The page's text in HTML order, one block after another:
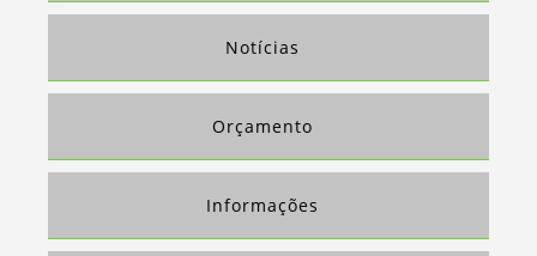
SP PRODUTO
COLETA E TRANSPORTE DE RESÍDUOS SÓLIDOS DE DEMOLIDORAS EM SP
COLETA E TRANSPORTE DE RESÍDUOS SÓLIDOS EM BARUERI PRODUTO
COLETA E TRANSPORTE DE RESÍDUOS SÓLIDOS EM CAMPINAS PRODUTO
COLETA E TRANSPORTE DE RESÍDUOS SÓLIDOS EM GUARULHOS
Notícias
Orçamento
Informações